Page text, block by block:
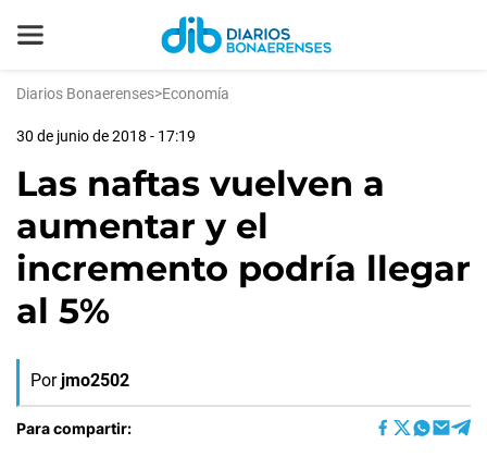
Diarios Bonaerenses>Economía
30 de junio de 2018 - 17:19
Las naftas vuelven a
aumentar y el
incremento podría llegar
al 5%
Por jmo2502
Para compartir: